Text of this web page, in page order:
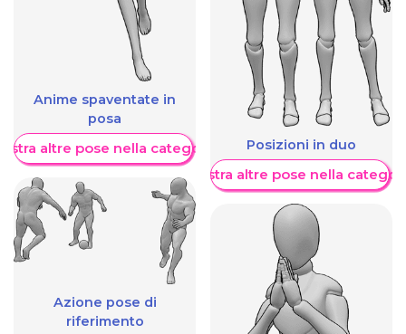
Anime spaventate in
posa
altre pose nella categoria
Azione pose di
riferimento
Posizioni in duo
Mostra altre pose nella